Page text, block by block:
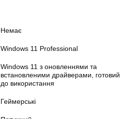
Немає
Windows 11 Professional
Windows 11 з оновленнями та
встановленими драйверами, готовий
до використання
Геймерські